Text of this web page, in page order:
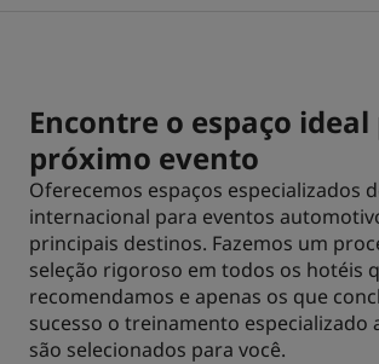
Prize by Radisson
Marcas afiliadas na China
Acesse nosso blog
Encontre o espaço
próximo evento
Oferecemos espaços especializados
internacional para eventos
principais destinos. Fazemos um
seleção rigoroso em todos os hotéis
recomendamos e apenas os que
sucesso o treinamento especializado
são selecionados para você.